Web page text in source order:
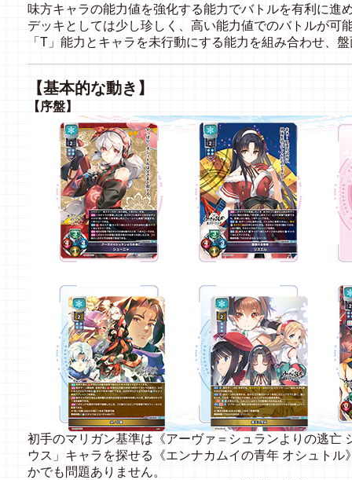
味方キャラの能力値を強化する能力でバトルを有利に進
デッキとしては少し珍しく、高い能力値でのバトルが可
「T」能力とキャラを未行動にする能力を組み合わせ、
【基本的な動き】
【序盤】
初手のマリガン基準は《アーヴァ＝シュランよりの逃亡
ウス」キャラを探せる《エンナカムイの青年 オシュト
かでも問題ありません。